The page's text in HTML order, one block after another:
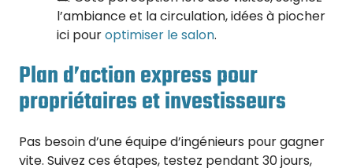
l’ambiance et la circulation, idées à piocher
ici pouroptimiser le salon.
Plan d’action express pour
propriétaires et investisseurs
Pas besoin d’une équipe d’ingénieurs pour gagner
vite. Suivez ces étapes, testez pendant 30 jours,